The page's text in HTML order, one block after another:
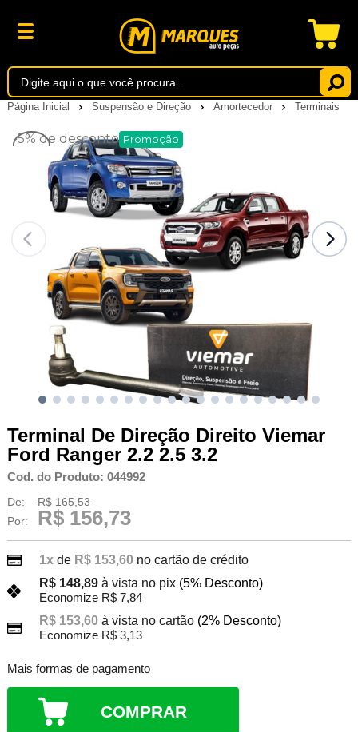
Página Inicial Suspensão e Direção Amortecedor Terminais
-5% de desconto Promoção
Terminal De Direção Direito Viemar
Ford Ranger 2.2 2.5 3.2
Cod. do Produto: 044992
De:
R$ 165,53
Por:
R$ 156,73
1xde R$ 153,60 no cartão de crédito
R$ 148,89 à vista no pix (5% Desconto)
Economize R$ 7,84
R$ 153,60 à vista no cartão (2% Desconto)
Economize R$ 3,13
Mais formas de pagamento
COMPRAR